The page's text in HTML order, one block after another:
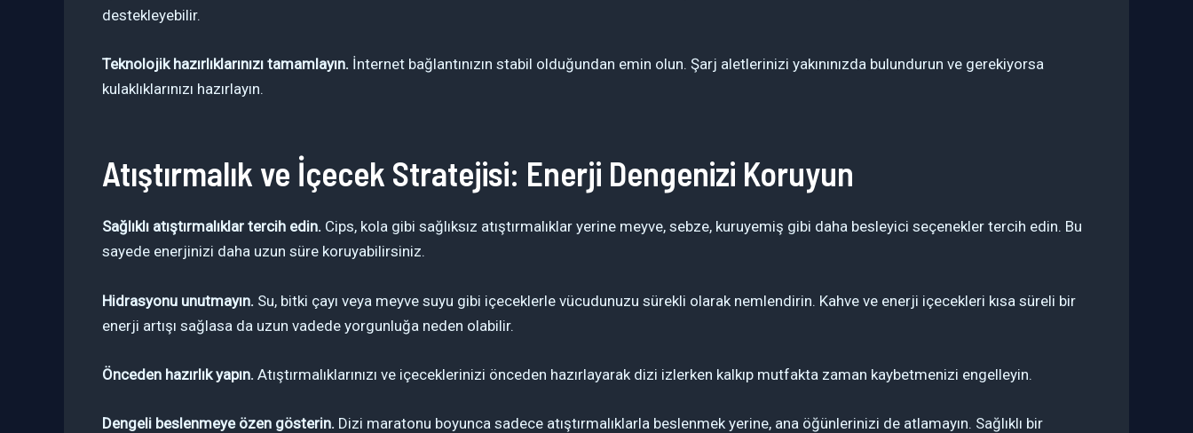
destekleyebilir.
Teknolojik hazırlıklarınızı tamamlayın. İnternet bağlantınızın stabil olduğundan emin olun. Şarj aletlerinizi yakınınızda bulundurun ve gerekiyorsa
kulaklıklarınızı hazırlayın.
Atıştırmalık ve İçecek Stratejisi: Enerji Dengenizi Koruyun
Sağlıklı atıştırmalıklar tercih edin. Cips, kola gibi sağlıksız atıştırmalıklar yerine meyve, sebze, kuruyemiş gibi daha besleyici seçenekler tercih edin. Bu
sayede enerjinizi daha uzun süre koruyabilirsiniz.
Hidrasyonu unutmayın. Su, bitki çayı veya meyve suyu gibi içeceklerle vücudunuzu sürekli olarak nemlendirin. Kahve ve enerji içecekleri kısa süreli bir
enerji artışı sağlasa da uzun vadede yorgunluğa neden olabilir.
Önceden hazırlık yapın. Atıştırmalıklarınızı ve içeceklerinizi önceden hazırlayarak dizi izlerken kalkıp mutfakta zaman kaybetmenizi engelleyin.
Dengeli beslenmeye özen gösterin. Dizi maratonu boyunca sadece atıştırmalıklarla beslenmek yerine, ana öğünlerinizi de atlamayın. Sağlıklı bir